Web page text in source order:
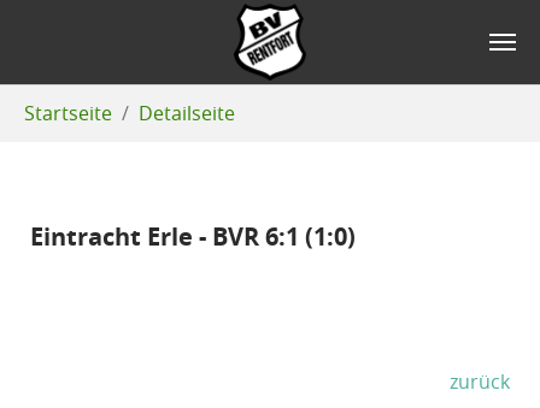
Startseite Detailseite
Eintracht Erle - BVR 6:1 (1:0)
zurück